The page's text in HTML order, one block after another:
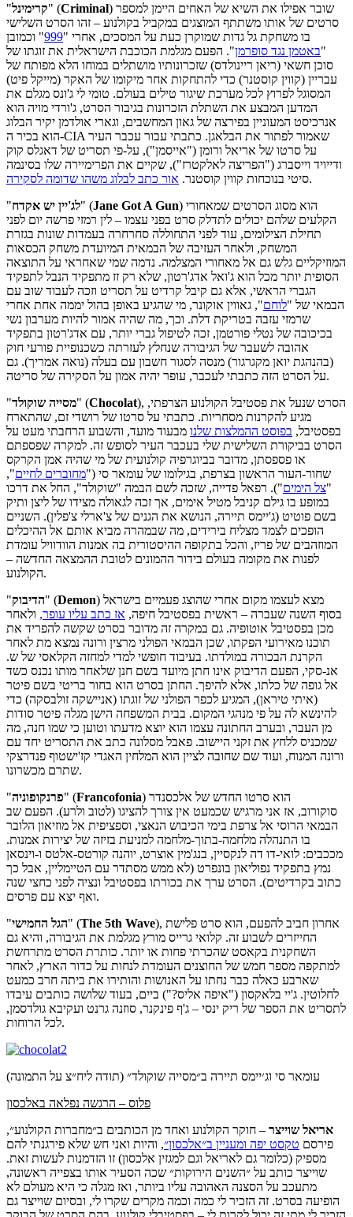
"קרימינל" (Criminal) שובר אפילו את השיא של האחים היימן למספר
סרטים של אותו משתתף המוצגים במקביל בקולנוע – זהו הסרט השלישי
בו משחקת גל גדות שמוקרן כעת על המסכים, אחרי "999" וכמובן
"באטמן נגד סופרמן". הפעם מגלמת הכוכבת הישראלית את זוגתו של
סוכן חשאי (ריאן ריינולדס) שזכרונותיו מושתלים במוחו הלא מפותח של
עבריין (קווין קוסטנר) כדי להתחקות אחר מיקומו של האקר (מייקל פיט)
המסוגל לפרוץ לכל מערכת שיגור טילים בעולם. טומי לי ג'ונס מגלם את
המדען המבצע את השתלת הזכרונות בגיבור הסרט, ג'ורדי מויה הוא
אנרכיסט המעוניין בפירצה של גאון המחשבים, וגארי אולדמן יקיר הבלוג
הוא בכיר ה-CIA שאמור לפתור את הבלאגן. כתבתי עבור עכבר העיר
על סרטו של אריאל ורומן ("אייסמן"), על-פי תסריט של דאגלס קוק
ודייויד וייסברג ("הפריצה לאלקטרז"), שקיים את הפרימיירה שלו בסינמה
סיטי בנוכחות קווין קוסטנר. אור כתב לבלוג משהו שדומה לסקירה
.
"לג'יין יש אקדח" (Jane Got A Gun) הוא מסוג הסרטים שמאחורי
הקלעים שלהם יכולים לתדלק סרט בפני עצמו – לין רמזי פרשה יום לפני
תחילת הצילומים, עוד לפני התחוללה סחרחרה בעמדות שונות בגזרת
המשחק, ולאחר העזיבה של הבמאית המיועדת משחק הכסאות
המוזיקליים גלש גם אל מאחורי המצלמה. נדמה שמי שאחראי על התוצאה
הסופית יותר מכל הוא ג'ואל אדג'רטון, שלא רק זז מתפקיד הנבל לתפקיד
הגברי הראשי, אלא גם קיבל קרדיט על תסריט וזכה לעבוד שוב עם
הבמאי של "לוחם", גאווין אוקונר, מי שהגיע באופן בהול יממה אחת אחרי
שרמזי עזבה בטריקת דלת. וכך, מה שהיה אמור להיות מערבון נשי
בכיכובה של נטלי פורטמן, זכה לטיפול גברי יותר, עם אדג'רטון בתפקיד
אהובה לשעבר של הגיבורה שנחלץ לעזרתה כשכנופיית פורעי חוק
(בהנהגת יואן מקגרגור) מנסה לסגור חשבון עם בעלה (נואה אמריך). גם
על הסרט הזה כתבתי לעכבר, עופר יהיה אמון על הסקירה של סריטה.
"מסייה שוקולד" (Chocolat), הסרט שנעל את פסטיבל הקולנוע הצרפתי,
מגיע להקרנות מסחריות. כתבתי על סרטו של רושדי זם, שהתארח
בפסטיבל, בפוסט ההמלצות שלנו מבעוד מועד, והשבוע הרחבתי מעט על
הסרט בביקורת השלישית שלי בעכבר העיר לסופש זה. למקרה שפספתם
או פספסתן, מדובר בביוגרפיה קולנועית של מי שהיה אמן הקרקס
שחור-העור הראשון בצרפת, בגילומו של עומאר סי ("מחוברים לחיים",
"צל הימים"). רפאל פדייה, שזכה לשם הבמה "שוקולד", החל את דרכו
במופע בו גילם קניבל מטיל אימים, אך זכה לגאולה מצידו של ליצן ותיק
בשם פוטיט (ג'יימס תיירה, הנושא את הגנים של צ'ארלי צ'פלין). השניים
הופכים לצמד מצליח בירידים, מה שבמהרה מביא אותם אל ההיכלים
המוזהבים של פריז, והכל בתקופה ההיסטורית בה אמנות הוודוויל עומדת
לפנות את מקומה בעולם בידור ההמונים לטובת ההמצאה החדשה –
הקולנוע.
"הדיבוק" (Demon) מצא לעצמו מקום אחרי שהוצג פעמיים בישראל
בסוף השנה שעברה – ראשית בפסטיבל חיפה, אז כתב עליו עופר, ולאחר
מכן בפסטיבל אוטופיה. גם במקרה זה מדובר בסרט שקשה להפריד את
תוכנו מאירועי הפקתו, שכן הבמאי הפולני מרצין ורונה נמצא מת לאחר
הקרנת הבכורה במולדתו. בעיבוד חופשי למדי למחזה הקלאסי של ש.
אנ-סקי, הפעם הדיבוק אינו חתן מיועד בשם חנן שלאחר מותו נכנס כשד
אל גופה של כלתו, אלא להיפך. החתן בסרט הוא בחור בריטי בשם פיטר
(איתי טיראן), המגיע לכפר הפולני של זוגתו (אניישקה זולבסקה) כדי
להינשא לה על פי מנהגי המקום. בבית המשפחה הישן מגלה פיטר סודות
מן העבר, ובערב החתונה עצמו הוא יוצא מדעתו וטוען כי שמו חנה, מה
שמכניס ללחץ את זקני היישוב. פאבל מסלונה כתב את התסריט יחד עם
ורונה המנוח, ועוד שם שחובה לציין הוא המלחין האגדי קז'ישטוף פנדרצקי
שתרם מכשרונו.
"פרנקופוניה" (Francofonia) הוא סרטו החדש של אלכסנדר
סוקורוב, אז אני מרגיש שכמעט אין צורך להציגו (לטוב ולרע). הפעם שב
הבמאי הרוסי אל צרפת בימי הכיבוש הנאצי, וספציפית אל מוזיאון הלובר
בו התנהלה מלחמה-בתוך-מלחמה למניעת בזיזה של יצירות אמנות.
מככבים: לואי-דו דה לנקסיין, בנג'מין אוצרט, יוהנה קורטס-אלטס ו-וינסאן
נמץ בתפקיד נפוליאון בונפרט (לא ממש מסתדר עם הטיימליין, אבל כך
כתוב בקרדיטים). הסרט ערך את בכורתו בפסטיבל ונציה לפני כחצי שנה
ואף יצא עם פרסים.
"הגל החמישי" (The 5th Wave), אחרון חביב להפעם, הוא סרט פלישת
החייזרים לשבוע זה. קלואי גרייס מורץ מגלמת את הגיבורה, והיא גם
השחקנית בקאסט שהכרתי פחות או יותר. כותרת הסרט מתרחשת
למתקפה מספר חמש של החוצנים העומדת לנחות על כדור הארץ, לאחר
שארבע כאלה כבר נחתו על האנושות והותירו את ביתה חרב כמעט
לחלוטין. ג'יי בלאקסון ("איפה אליס?") ביים, בעוד שלושה כותבים עיבדו
לתסריט את הספר של ריק ינסי – ג'ף פינקנר, סוזנה גרנט ועקיבא גולדסמן,
לכל הרוחות.
עומאר סי וג׳יימס תיירה ב״מסייה שוקולד״ (תודה ליח״צ על התמונה)
פלוס – הרגשה נפלאה באלכסון
אריאל שוייצר – חוקר הקולנוע ואחד מן הכותבים ב״מחברות הקולנוע״,
פירסם טקסט יפה ומעניין ב״אלכסון״, והיות ואני חש שלא פירגנתי להם
מספיק (כלומר גם לאריאל וגם למגזין אלכסון) זו הזדמנות לעשות זאת.
שוייצר כותב על ״השנים הירוקות״ שכה הסעיר אותו בצפייה ראשונה,
מתעכב על הסצנה האהובה עליו ביותר, ואז מגלה כי היא מעולם לא
הופיעה בסרט. זה הזכיר לי כמה וכמה מקרים שקרו לי, ובסיום שוייצר גם